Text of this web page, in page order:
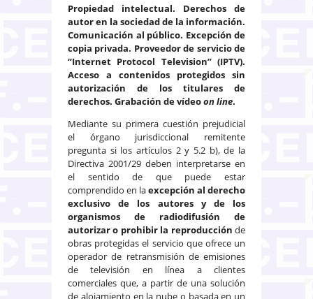
Propiedad intelectual. Derechos de
autor en la sociedad de la información.
Comunicación al público. Excepción de
copia privada. Proveedor de servicio de
“Internet Protocol Television” (IPTV).
Acceso a contenidos protegidos sin
autorización de los titulares de
derechos. Grabación de vídeoon line.
Mediante su primera cuestión prejudicial
el órgano jurisdiccional remitente
pregunta si los artículos 2 y 5.2 b), de la
Directiva 2001/29 deben interpretarse en
el sentido de que puede estar
comprendido en laexcepción al derecho
exclusivo de los autores y de los
organismos de radiodifusión de
autorizar o prohibir la reproducción de
obras protegidas el servicio que ofrece un
operador de retransmisión de emisiones
de televisión en línea a clientes
comerciales que, a partir de una solución
de alojamiento en la nube o basada en un